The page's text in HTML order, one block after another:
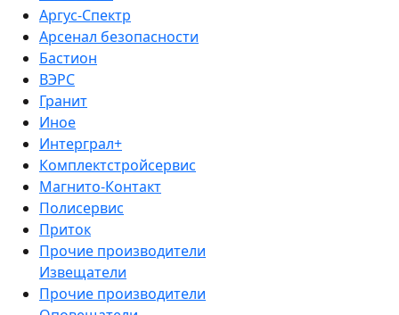
Аргус-Спектр
Арсенал безопасности
Бастион
ВЭРС
Гранит
Иное
Интерграл+
Комплектстройсервис
Магнито-Контакт
Полисервис
Приток
Прочие производители
Извещатели
Прочие производители